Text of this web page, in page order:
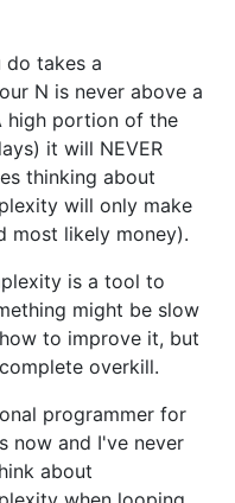
do takes a
N is never above a
high portion of the
it will NEVER
thinking about
will only make
most likely money).
is a tool to
might be slow
to improve it, but
overkill.
programmer for
now and I've never
about